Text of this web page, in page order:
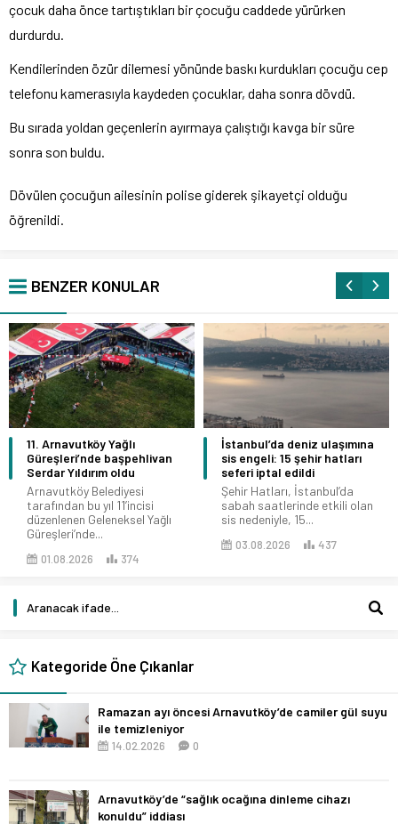
çocuk daha önce tartıştıkları bir çocuğu caddede yürürken
durdurdu.
Kendilerinden özür dilemesi yönünde baskı kurdukları çocuğu cep
telefonu kamerasıyla kaydeden çocuklar, daha sonra dövdü.
Bu sırada yoldan geçenlerin ayırmaya çalıştığı kavga bir süre
sonra son buldu.
Dövülen çocuğun ailesinin polise giderek şikayetçi olduğu
öğrenildi.
BENZER KONULAR
11. Arnavutköy Yağlı
Güreşleri’nde başpehlivan
Serdar Yıldırım oldu
Arnavutköy Belediyesi
tarafından bu yıl 11’incisi
düzenlenen Geleneksel Yağlı
Güreşleri’nde...
01.08.2026 374
İstanbul’da deniz ulaşımına
sis engeli: 15 şehir hatları
seferi iptal edildi
Şehir Hatları, İstanbul’da
sabah saatlerinde etkili olan
sis nedeniyle, 15...
03.08.2026 437
Kategoride Öne Çıkanlar
Ramazan ayı öncesi Arnavutköy’de camiler gül suyu
ile temizleniyor
14.02.2026 0
Arnavutköy’de “sağlık ocağına dinleme cihazı
konuldu” iddiası